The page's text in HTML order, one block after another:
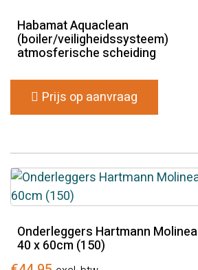
Habamat Aquaclean
(boiler/veiligheidssysteem)
atmosferische scheiding
Prijs op aanvraag
Onderleggers Hartmann Molinea
40 x 60cm (150)